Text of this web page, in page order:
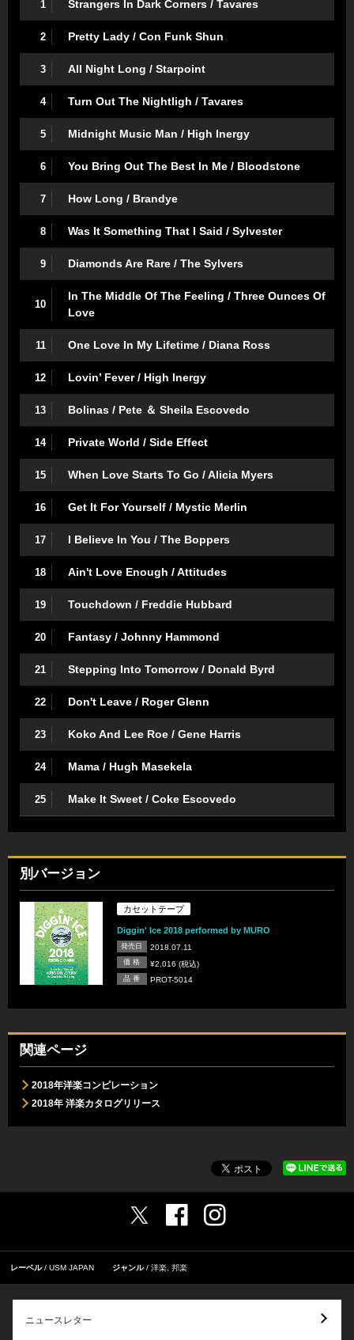
1 Strangers In Dark Corners / Tavares
2 Pretty Lady / Con Funk Shun
3 All Night Long / Starpoint
4 Turn Out The Nightligh / Tavares
5 Midnight Music Man / High Inergy
6 You Bring Out The Best In Me / Bloodstone
7 How Long / Brandye
8 Was It Something That I Said / Sylvester
9 Diamonds Are Rare / The Sylvers
10
In The Middle Of The Feeling / Three Ounces Of
Love
11 One Love In My Lifetime / Diana Ross
12 Lovin’ Fever / High Inergy
13 Bolinas / Pete ＆ Sheila Escovedo
14 Private World / Side Effect
15 When Love Starts To Go / Alicia Myers
16 Get It For Yourself / Mystic Merlin
17 I Believe In You / The Boppers
18 Ain't Love Enough / Attitudes
19 Touchdown / Freddie Hubbard
20 Fantasy / Johnny Hammond
21 Stepping Into Tomorrow / Donald Byrd
22 Don't Leave / Roger Glenn
23 Koko And Lee Roe / Gene Harris
24 Mama / Hugh Masekela
25 Make It Sweet / Coke Escovedo
別バージョン
カセットテープ
Diggin' Ice 2018 performed by MURO
発売日 2018.07.11
価 格 ¥2,016 (税込)
品 番 PROT-5014
関連ページ
2018年洋楽コンピレーション
2018年 洋楽カタログリリース
レーベル USM JAPAN ジャンル 洋楽 邦楽
ニュースレター